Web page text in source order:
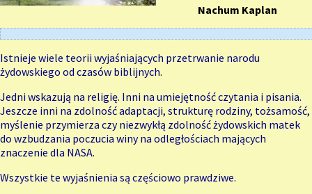
Nachum Kaplan
Istnieje wiele teorii wyjaśniających przetrwanie narodu
żydowskiego od czasów biblijnych.
Jedni wskazują na religię. Inni na umiejętność czytania i pisania.
Jeszcze inni na zdolność adaptacji, strukturę rodziny, tożsamość,
myślenie przymierza czy niezwykłą zdolność żydowskich matek
do wzbudzania poczucia winy na odległościach mających
znaczenie dla NASA.
Wszystkie te wyjaśnienia są częściowo prawdziwe.